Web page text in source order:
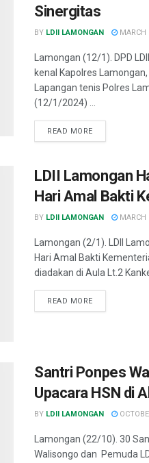
Sinergitas
BY LDII LAMONGAN MARCH
Lamongan (12/1). DPD
kenal Kapolres
Lapangan tenis Polres
(12/1/2024) ...
READ MORE
LDII Lamongan
Hari Amal Bakti
BY LDII LAMONGAN MARCH
Lamongan (2/1). LDII
Hari Amal Bakti
diadakan di Aula Lt.2
READ MORE
Santri Ponpes
Upacara HSN di
BY LDII LAMONGAN
Lamongan (22/10). 30
Walisongo dan Pemuda